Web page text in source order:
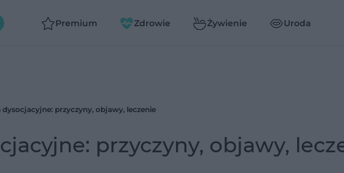
Premium Zdrowie Żywienie Uroda
dysocjacyjne: przyczyny, objawy, leczenie
przyczyny, objawy,